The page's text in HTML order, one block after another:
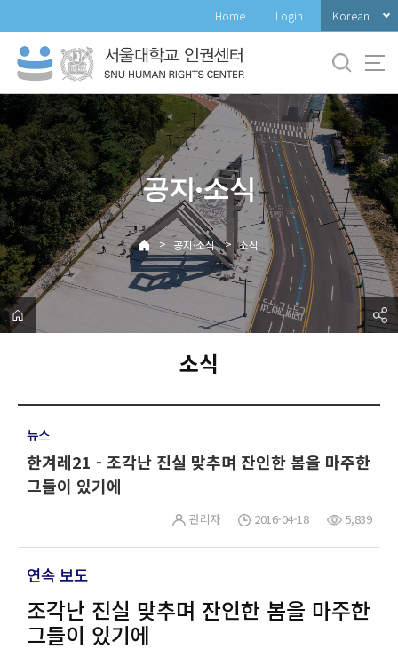
로
메
뉴
Home Login Korean
공지·소식
> 공지·소식 > 소식
소식
뉴스
한겨레21 - 조각난 진실 맞추며 잔인한 봄을 마주한
그들이 있기에
관리자 2016-04-18 5,839
연속 보도
조각난 진실 맞추며 잔인한 봄을 마주한
그들이 있기에